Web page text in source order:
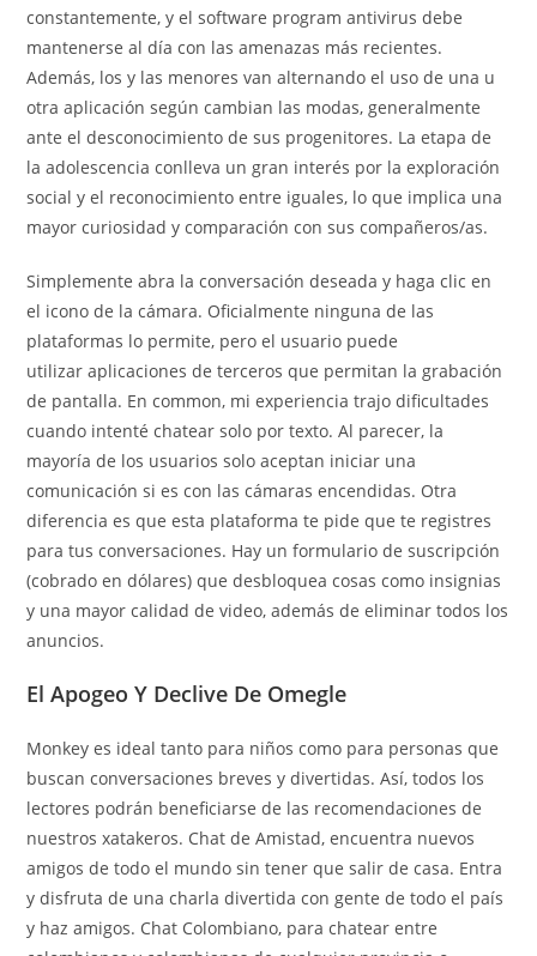
constantemente, y el software program antivirus debe
mantenerse al día con las amenazas más recientes.
Además, los y las menores van alternando el uso de una u
otra aplicación según cambian las modas, generalmente
ante el desconocimiento de sus progenitores. La etapa de
la adolescencia conlleva un gran interés por la exploración
social y el reconocimiento entre iguales, lo que implica una
mayor curiosidad y comparación con sus compañeros/as.
Simplemente abra la conversación deseada y haga clic en
el icono de la cámara. Oficialmente ninguna de las
plataformas lo permite, pero el usuario puede
utilizar aplicaciones de terceros que permitan la grabación
de pantalla. En common, mi experiencia trajo dificultades
cuando intenté chatear solo por texto. Al parecer, la
mayoría de los usuarios solo aceptan iniciar una
comunicación si es con las cámaras encendidas. Otra
diferencia es que esta plataforma te pide que te registres
para tus conversaciones. Hay un formulario de suscripción
(cobrado en dólares) que desbloquea cosas como insignias
y una mayor calidad de video, además de eliminar todos los
anuncios.
El Apogeo Y Declive De Omegle
Monkey es ideal tanto para niños como para personas que
buscan conversaciones breves y divertidas. Así, todos los
lectores podrán beneficiarse de las recomendaciones de
nuestros xatakeros. Chat de Amistad, encuentra nuevos
amigos de todo el mundo sin tener que salir de casa. Entra
y disfruta de una charla divertida con gente de todo el país
y haz amigos. Chat Colombiano, para chatear entre